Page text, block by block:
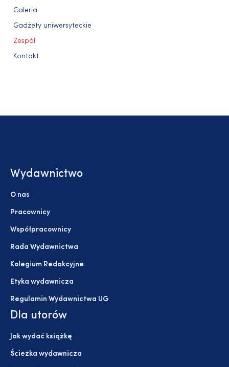
Galeria
Gadżety uniwersyteckie
Zespół
Kontakt
Wydawnictwo
O nas
Pracownicy
Współpracownicy
Rada Wydawnictwa
Kolegium Redakcyjne
Etyka wydawnicza
Regulamin Wydawnictwa UG
Dla utorów
Jak wydać książkę
Ścieżka wydawnicza